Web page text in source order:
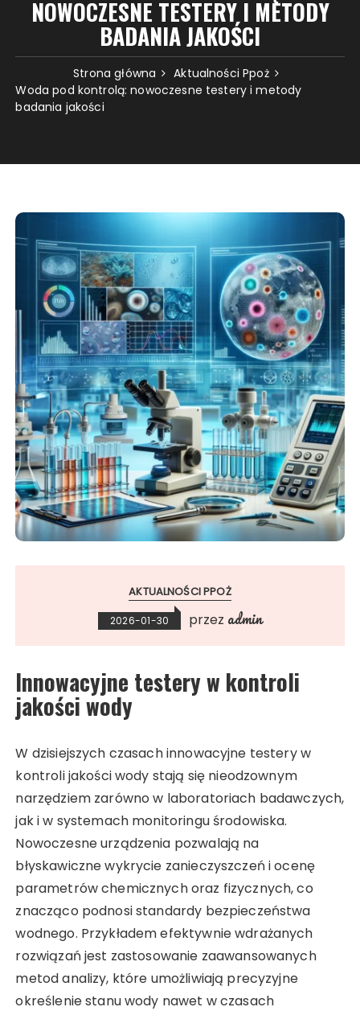
NOWOCZESNE TESTERY I METODY
BADANIA JAKOŚCI
Strona główna
Aktualności Ppoż
Woda pod kontrolą: nowoczesne testery i metody
badania jakości
AKTUALNOŚCI PPOŻ
2026-01-30 przez admin
Innowacyjne testery w kontroli
jakości wody
W dzisiejszych czasach innowacyjne testery w
kontroli jakości wody stają się nieodzownym
narzędziem zarówno w laboratoriach badawczych,
jak i w systemach monitoringu środowiska.
Nowoczesne urządzenia pozwalają na
błyskawiczne wykrycie zanieczyszczeń i ocenę
parametrów chemicznych oraz fizycznych, co
znacząco podnosi standardy bezpieczeństwa
wodnego. Przykładem efektywnie wdrażanych
rozwiązań jest zastosowanie zaawansowanych
metod analizy, które umożliwiają precyzyjne
określenie stanu wody nawet w czasach